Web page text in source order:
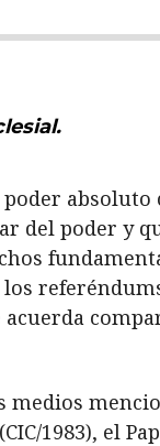
del poder y
acuerda
medios
1983), el